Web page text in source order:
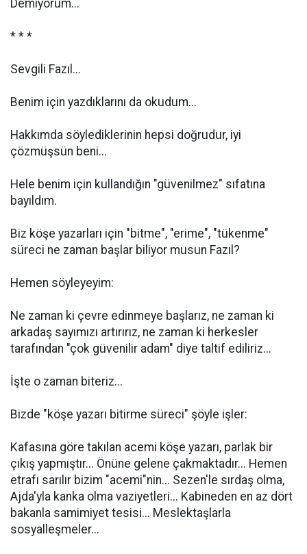
Demiyorum...
* * *
Sevgili Fazıl...
Benim için yazdıklarını da okudum...
Hakkımda söylediklerinin hepsi doğrudur, iyi
çözmüşsün beni...
Hele benim için kullandığın "güvenilmez" sıfatına
bayıldım.
Biz köşe yazarları için "bitme", "erime", "tükenme"
süreci ne zaman başlar biliyor musun Fazıl?
Hemen söyleyeyim:
Ne zaman ki çevre edinmeye başlarız, ne zaman ki
arkadaş sayımızı artırırız, ne zaman ki herkesler
tarafından "çok güvenilir adam" diye taltif ediliriz...
İşte o zaman biteriz...
Bizde "köşe yazarı bitirme süreci" şöyle işler:
Kafasına göre takılan acemi köşe yazarı, parlak bir
çıkış yapmıştır... Önüne gelene çakmaktadır... Hemen
etrafı sarılır bizim "acemi"nin... Sezen'le sırdaş olma,
Ajda'yla kanka olma vaziyetleri... Kabineden en az dört
bakanla samimiyet tesisi... Meslektaşlarla
sosyalleşmeler...